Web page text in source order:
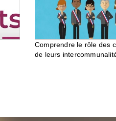
Comprendre le rôle des
de leurs